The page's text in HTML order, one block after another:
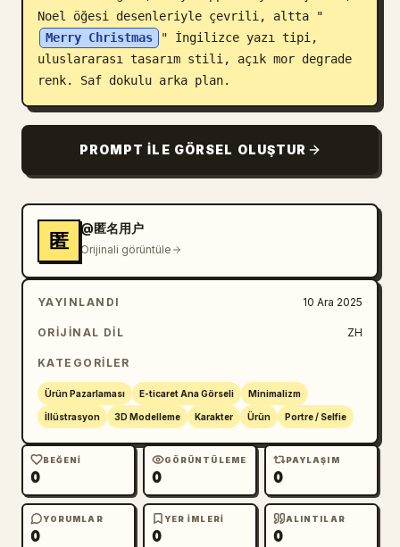
Noel öğesi desenleriyle çevrili, altta "
Merry Christmas
" İngilizce yazı tipi,
uluslararası tasarım stili, açık mor degrade
renk. Saf dokulu arka plan.
PROMPT ILE GÖRSEL OLUŞTUR
匿
@匿名用户
Orijinali görüntüle
YAYINLANDI 10 Ara 2025
ORIJINAL DIL ZH
KATEGORILER
Ürün Pazarlaması E-ticaret Ana Görseli Minimalizm
İllüstrasyon 3D Modelleme Karakter Ürün Portre / Selfie
BEĞENI
0
GÖRÜNTÜLEME
0
PAYLAŞIM
0
YORUMLAR
0
YER IMLERI
0
ALINTILAR
0